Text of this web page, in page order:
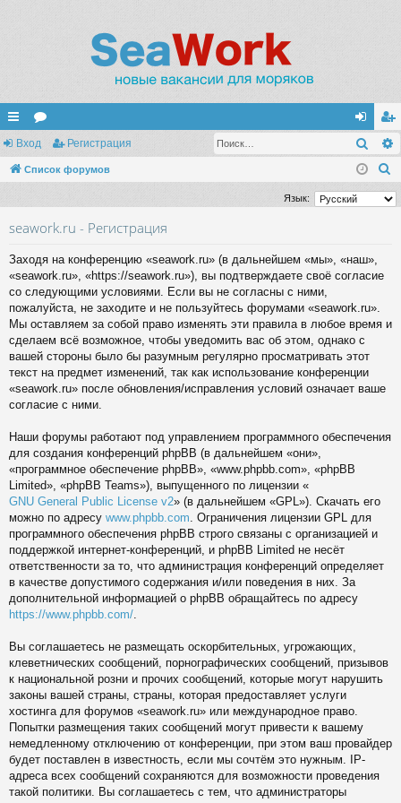
с
ы
и
ор
ум
хо
д
ег
ис
тр
Вход Регистрация
Список форумов
и
Язык:
seawork.ru - Регистрация
Заходя на конференцию «seawork.ru» (в дальнейшем «мы», «наш»,
«seawork.ru», «https://seawork.ru»), вы подтверждаете своё согласие
со следующими условиями. Если вы не согласны с ними,
пожалуйста, не заходите и не пользуйтесь форумами «seawork.ru».
Мы оставляем за собой право изменять эти правила в любое время и
сделаем всё возможное, чтобы уведомить вас об этом, однако с
вашей стороны было бы разумным регулярно просматривать этот
текст на предмет изменений, так как использование конференции
«seawork.ru» после обновления/исправления условий означает ваше
согласие с ними.
Наши форумы работают под управлением программного обеспечения
для создания конференций phpBB (в дальнейшем «они»,
«программное обеспечение phpBB», «www.phpbb.com», «phpBB
Limited», «phpBB Teams»), выпущенного по лицензии «
GNU General Public License v2» (в дальнейшем «GPL»). Скачать его
можно по адресу www.phpbb.com . Ограничения лицензии GPL для
программного обеспечения phpBB строго связаны с организацией и
поддержкой интернет-конференций, и phpBB Limited не несёт
ответственности за то, что администрация конференций определяет
в качестве допустимого содержания и/или поведения в них. За
дополнительной информацией о phpBB обращайтесь по адресу
https://www.phpbb.com/
Вы соглашаетесь не размещать оскорбительных, угрожающих,
клеветнических сообщений, порнографических сообщений, призывов
к национальной розни и прочих сообщений, которые могут нарушить
законы вашей страны, страны, которая предоставляет услуги
хостинга для форумов «seawork.ru» или международное право.
Попытки размещения таких сообщений могут привести к вашему
немедленному отключению от конференции, при этом ваш провайдер
будет поставлен в известность, если мы сочтём это нужным. IP-
адреса всех сообщений сохраняются для возможности проведения
такой политики. Вы соглашаетесь с тем, что администраторы